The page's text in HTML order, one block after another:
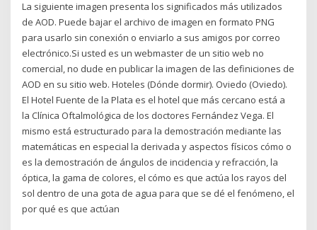
La siguiente imagen presenta los significados más utilizados
de AOD. Puede bajar el archivo de imagen en formato PNG
para usarlo sin conexión o enviarlo a sus amigos por correo
electrónico.Si usted es un webmaster de un sitio web no
comercial, no dude en publicar la imagen de las definiciones de
AOD en su sitio web. Hoteles (Dónde dormir). Oviedo (Oviedo).
El Hotel Fuente de la Plata es el hotel que más cercano está a
la Clínica Oftalmológica de los doctores Fernández Vega. El
mismo está estructurado para la demostración mediante las
matemáticas en especial la derivada y aspectos físicos cómo o
es la demostración de ángulos de incidencia y refracción, la
óptica, la gama de colores, el cómo es que actúa los rayos del
sol dentro de una gota de agua para que se dé el fenómeno, el
por qué es que actúan